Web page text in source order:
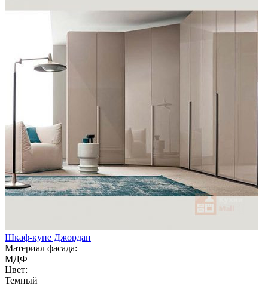
Шкаф-купе Джордан
Материал фасада:
МДФ
Цвет:
Темный